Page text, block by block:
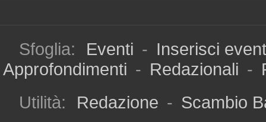
Sfoglia: Eventi - Inserisci
Approfondimenti - Redazionali -
Utilità:
Redazione - Scambio